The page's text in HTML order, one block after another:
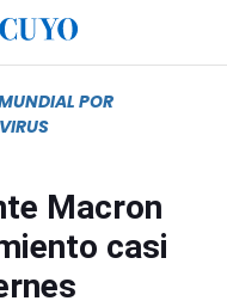
POR
Macron
casi